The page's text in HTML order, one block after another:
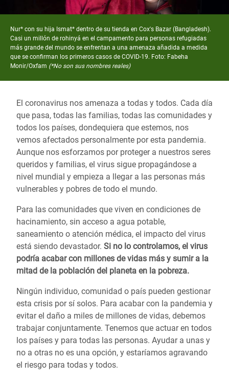
Nur* con su hija Ismat* dentro de su tienda en Cox's Bazar (Bangladesh).
Casi un millón de rohinyá en el campamento para personas refugiadas
más grande del mundo se enfrentan a una amenaza añadida a medida
que se confirman los primeros casos de COVID-19. Foto: Fabeha
Monir/Oxfam (*No son sus nombres reales)
El coronavirus nos amenaza a todas y todos. Cada día
que pasa, todas las familias, todas las comunidades y
todos los países, dondequiera que estemos, nos
vemos afectados personalmente por esta pandemia.
Aunque nos esforzamos por proteger a nuestros seres
queridos y familias, el virus sigue propagándose a
nivel mundial y empieza a llegar a las personas más
vulnerables y pobres de todo el mundo.
Para las comunidades que viven en condiciones de
hacinamiento, sin acceso a agua potable,
saneamiento o atención médica, el impacto del virus
está siendo devastador. Si no lo controlamos, el virus
podría acabar con millones de vidas más y sumir a la
mitad de la población del planeta en la pobreza.
Ningún individuo, comunidad o país pueden gestionar
esta crisis por sí solos. Para acabar con la pandemia y
evitar el daño a miles de millones de vidas, debemos
trabajar conjuntamente. Tenemos que actuar en todos
los países y para todas las personas. Ayudar a unas y
no a otras no es una opción, y estaríamos agravando
el riesgo para todas y todos.